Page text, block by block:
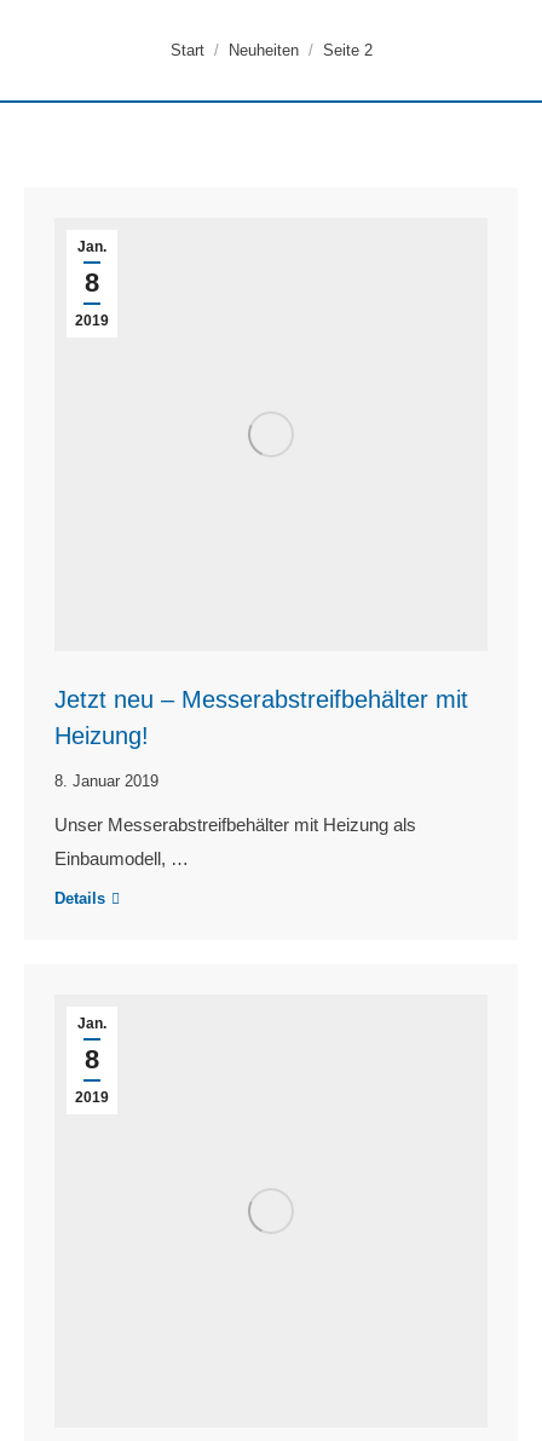
Sie befinden sich hier:
Start Neuheiten Seite 2
Jan.
8
2019
Jetzt neu – Messerabstreifbehälter mit
Heizung!
8. Januar 2019
Unser Messerabstreifbehälter mit Heizung als
Einbaumodell, …
Details
Jan.
8
2019